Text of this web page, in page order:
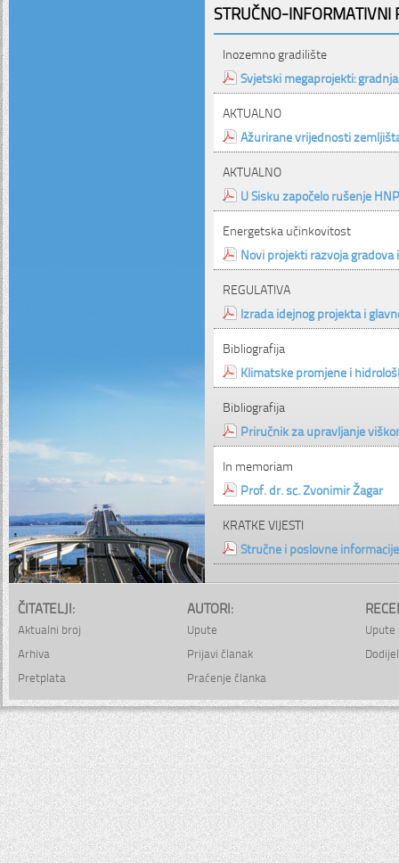
STRUČNO-INFORMATIVNI
Inozemno gradilište
Svjetski megaprojekti:
AKTUALNO
Ažurirane vrijednosti
AKTUALNO
U Sisku započelo rušenje
Energetska učinkovitost
Novi projekti razvoja gradova
REGULATIVA
Izrada idejnog projekta i
Bibliografija
Klimatske promjene i
Bibliografija
Priručnik za upravljanje
In memoriam
Prof. dr. sc. Zvonimir Žagar
KRATKE VIJESTI
Stručne i poslovne informacije
ČITATELJI:
Aktualni broj
Arhiva
Pretplata
AUTORI:
Upute
Prijavi članak
Praćenje članka
Upute